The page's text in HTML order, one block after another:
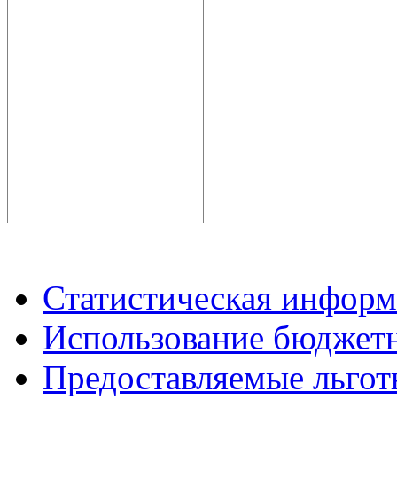
Статистическая
Использование
Предоставляемые